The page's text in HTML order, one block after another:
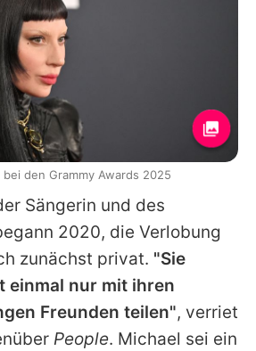
Sängerin und des
2020, die Verlobung
zunächst privat. "Sie
einmal nur mit ihren
Freunden teilen", verriet
People. Michael sei ein
bei den Grammy Awards 2025